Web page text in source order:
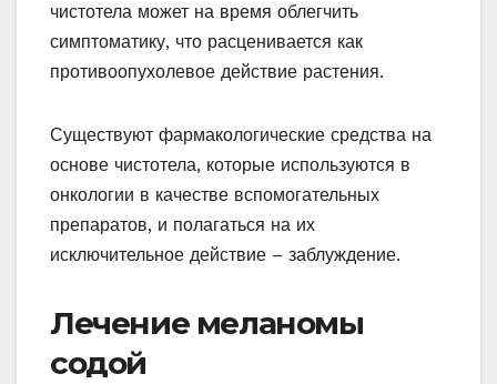
чистотела может на время облегчить
симптоматику, что расценивается как
противоопухолевое действие растения.
Существуют фармакологические средства на
основе чистотела, которые используются в
онкологии в качестве вспомогательных
препаратов, и полагаться на их
исключительное действие – заблуждение.
Лечение меланомы
содой